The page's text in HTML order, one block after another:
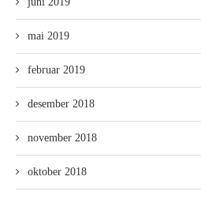
mai 2019
februar 2019
desember 2018
november 2018
oktober 2018